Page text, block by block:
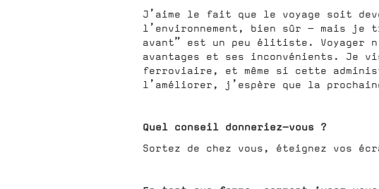
J’aime le fait que le voyage soit
l’environnement, bien sûr — mais je
avant” est un peu élitiste. Voyager
avantages et ses inconvénients. Je
ferroviaire, et même si cette
l’améliorer, j’espère que la
Quel conseil donneriez-vous ?
Sortez de chez vous, éteignez vos